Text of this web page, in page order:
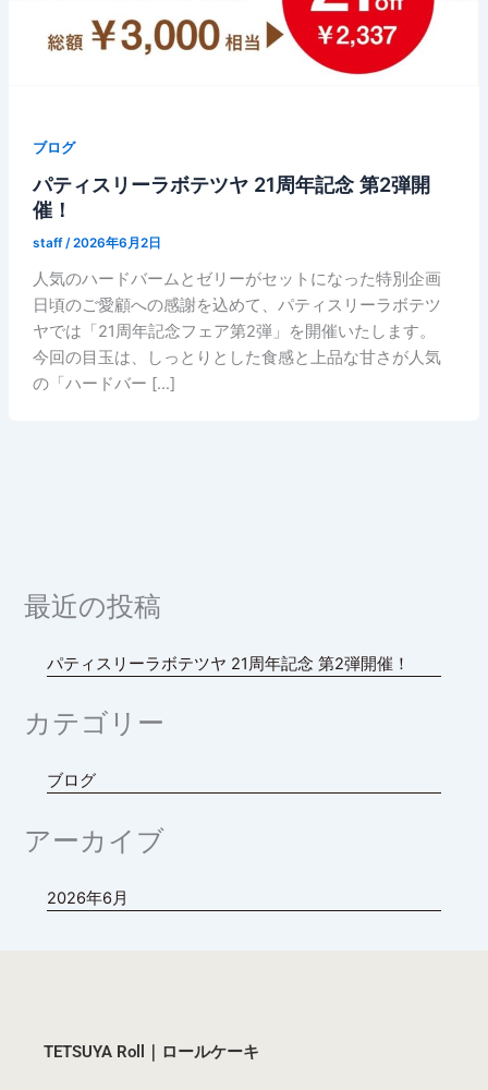
ブログ
パティスリーラボテツヤ 21周年記念 第2弾開
催！
staff/2026年6月2日
人気のハードバームとゼリーがセットになった特別企画
日頃のご愛顧への感謝を込めて、パティスリーラボテツ
ヤでは「21周年記念フェア第2弾」を開催いたします。
今回の目玉は、しっとりとした食感と上品な甘さが人気
の「ハードバー […]
最近の投稿
パティスリーラボテツヤ 21周年記念 第2弾開催！
カテゴリー
ブログ
アーカイブ
2026年6月
TETSUYA Roll｜ロールケーキ